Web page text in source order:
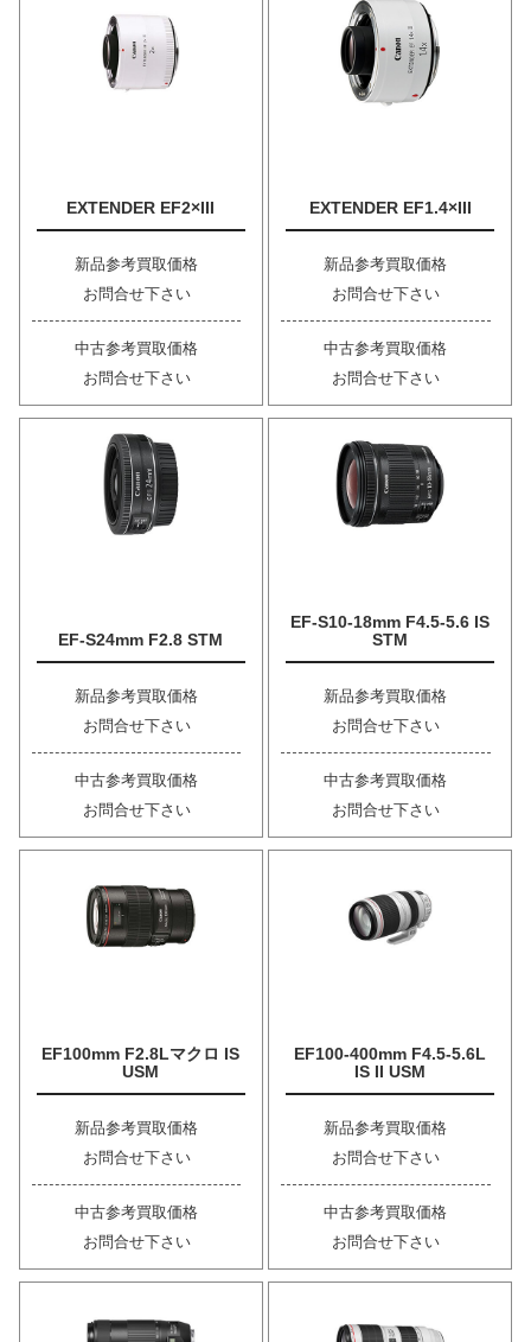
EXTENDER EF2×III
新品参考買取価格
お問合せ下さい
中古参考買取価格
お問合せ下さい
EXTENDER EF1.4×III
新品参考買取価格
お問合せ下さい
中古参考買取価格
お問合せ下さい
EF-S24mm F2.8 STM
新品参考買取価格
お問合せ下さい
中古参考買取価格
お問合せ下さい
EF-S10-18mm F4.5-5.6 IS
STM
新品参考買取価格
お問合せ下さい
中古参考買取価格
お問合せ下さい
EF100mm F2.8Lマクロ IS
USM
新品参考買取価格
お問合せ下さい
中古参考買取価格
お問合せ下さい
EF100-400mm F4.5-5.6L
IS II USM
新品参考買取価格
お問合せ下さい
中古参考買取価格
お問合せ下さい